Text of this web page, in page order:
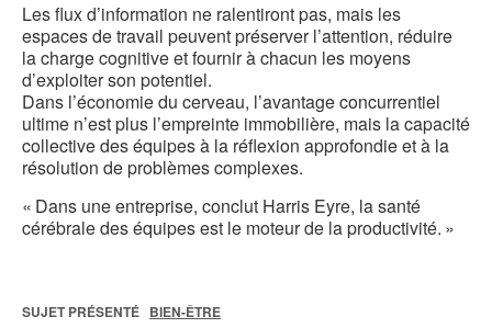
Les flux d’information ne ralentiront pas, mais les
espaces de travail peuvent préserver l’attention, réduire
la charge cognitive et fournir à chacun les moyens
d’exploiter son potentiel.
Dans l’économie du cerveau, l’avantage concurrentiel
ultime n’est plus l’empreinte immobilière, mais la capacité
collective des équipes à la réflexion approfondie et à la
résolution de problèmes complexes.
« Dans une entreprise, conclut Harris Eyre, la santé
cérébrale des équipes est le moteur de la productivité. »
SUJET PRÉSENTÉ BIEN-ÊTRE